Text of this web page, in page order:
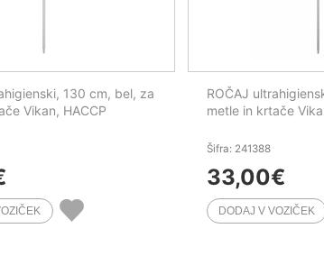
130 cm, bel, za
Vikan, HACCP
ROČAJ
metle in krtače
Šifra: 241388
33,00€